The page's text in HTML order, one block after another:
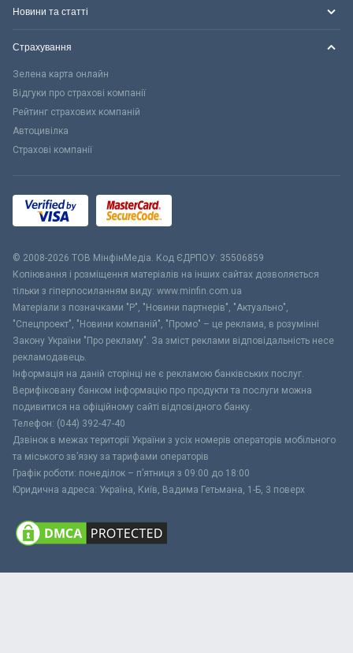
Новини та статті
Страхування
Зелена карта онлайн
Відгуки про страхові компанії
Рейтинг страхових компаній
Автоцивілка
Страхові компанії
© 2008-2026 ТОВ МiнфiнМедiа. Код ЄДРПОУ: 35506859
Копіювання і розміщення матеріалів на інших сайтах дозволяється
тільки з гіперпосиланням виду: www.minfin.com.ua
Матеріали з позначками "Р", "Новини партнерів", "Актуально",
"Спецпроект", "Новини компаній", "Промо" – це реклама, в розумінні
Закону України "Про рекламу". За зміст реклами відповідальність несе
рекламодавець.
Інформація на даній сторінці не є рекламою банківських послуг.
Верифіковану банком інформацію про продукти та послуги можна
подивитися на офіційному сайті відповідного банку.
Телефон: (044) 392-47-40
Дзвінок в межах території України з усіх номерів операторів мобільного
та міського зв’язку за тарифами операторів
Графік роботи: понеділок – п’ятниця з 09:00 до 18:00
Юридична адреса: Україна, Київ, Вадима Гетьмана, 1-Б, 3 поверх